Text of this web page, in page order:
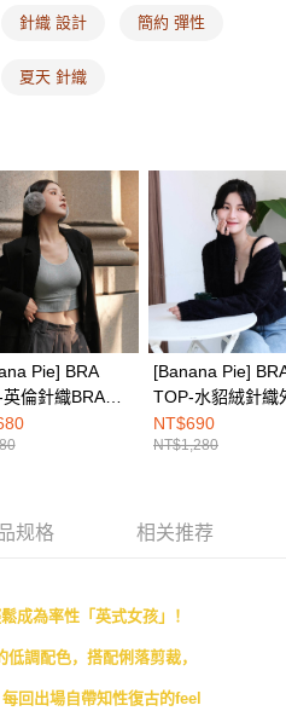
加上使用AFTEE可延長的天數所計算
的時間內完成繳費。
及本公司審查結果，核予每個人不同
恩沛科技股份有限公司(下稱 AFTEE )
因使用本服務所須提供之個人資料(包
姓名、電話、收件地址)，將交付予
。關於 AFTEE 對於個人資料之蒐集、
人資料蒐集、處理及利用告知聲明』
額加收年利率 16% 的逾期滯納金。
理人或監護人之同意方可使用
疑問，或欲行使相關法律權利，請聯
我們將上開所示之個人資料，連同必
)免运费
查看运费
針織 設計 簡約 彈性
夏天 針織
Pie] BRA
倫針織BRA
弗雷里灰
[Banana Pie]
TOP-水貂絨針織
夜黑
NT$690
NT$1,280
规格 相关推荐
成為率性「英式女孩」！
調配色，搭配俐落剪裁，
回出場自帶知性復古的feel